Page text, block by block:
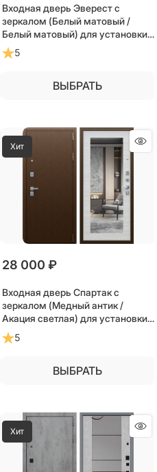
Входная дверь Эверест с
зеркалом (Белый матовый /
Белый матовый) для установки
в квартиру
5
ВЫБРАТЬ
Хит
28 000 ₽
Входная дверь Спартак с
зеркалом (Медный антик /
Акация светлая) для установки
в квартиру
5
ВЫБРАТЬ
Хит